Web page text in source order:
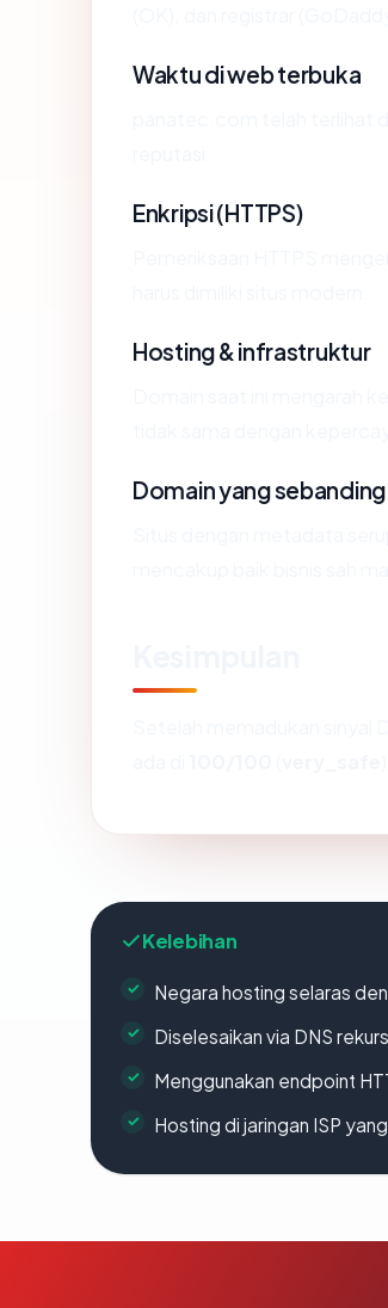
Waktu di web terbuka
Enkripsi (HTTPS)
Hosting & infrastruktur
Domain yang sebanding
Kelebihan
Negara hosting selaras
Diselesaikan via DNS
Menggunakan endpoint
Hosting di jaringan ISP